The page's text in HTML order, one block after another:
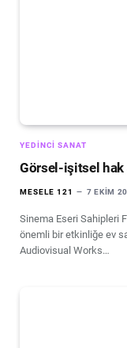
YEDINCI SANAT
Görsel-işitsel hak
MESELE 121 7 EKIM
Sinema Eseri Sahipleri
önemli bir etkinliğe ev
Audiovisual Works…